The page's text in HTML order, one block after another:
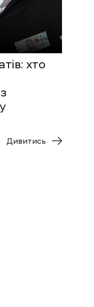
хто
Дивитись